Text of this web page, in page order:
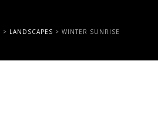
> LANDSCAPES > WINTER SUNRISE